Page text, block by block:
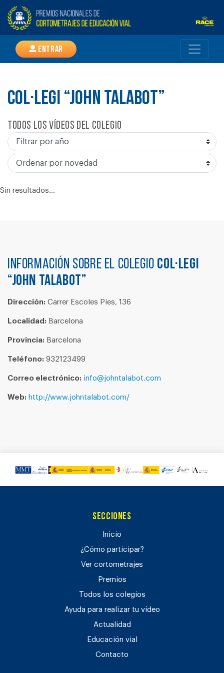
Entrar
COL·LEGI “JOHN TALABOT”
Todos los vídeos del colegio
Sin resultados...
Información sobre el colegio COL·LEGI
“JOHN TALABOT”
Dirección: Carrer Escoles Pies, 136
Localidad: Barcelona
Provincia: Barcelona
Teléfono: 932123499
Correo electrónico: info@johntalabot.com
Web: http://www.johntalabot.com/
Secciones
Inicio
¿Cómo participar?
Ver cortometrajes
Premios
Todos los colegios
Ayuda para realizar tu vídeo
Actualidad
Educación vial
Contacto